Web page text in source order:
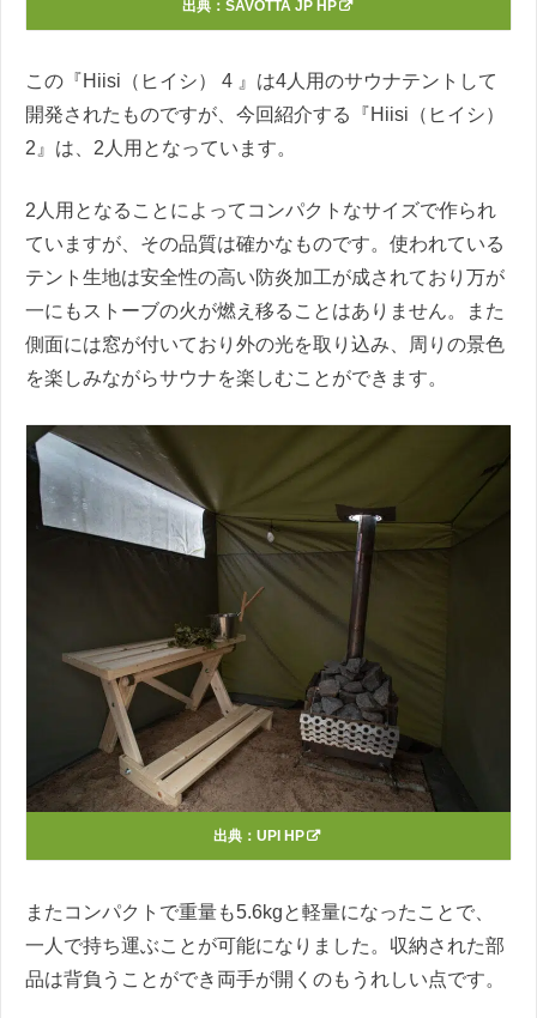
出典： SAVOTTA JP HP
この『Hiisi（ヒイシ） 4 』は4人用のサウナテントして
開発されたものですが、今回紹介する『Hiisi（ヒイシ）
2』は、2人用となっています。
2人用となることによってコンパクトなサイズで作られ
ていますが、その品質は確かなものです。使われている
テント生地は安全性の高い防炎加工が成されており万が
一にもストーブの火が燃え移ることはありません。また
側面には窓が付いており外の光を取り込み、周りの景色
を楽しみながらサウナを楽しむことができます。
出典： UPI HP
またコンパクトで重量も5.6kgと軽量になったことで、
一人で持ち運ぶことが可能になりました。収納された部
品は背負うことができ両手が開くのもうれしい点です。